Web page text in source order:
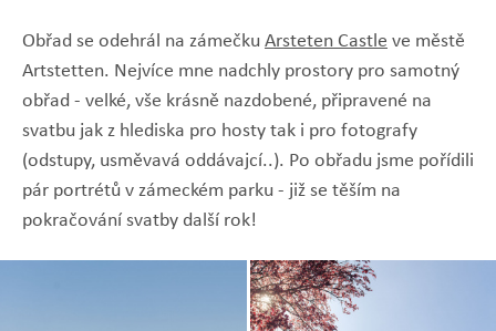
Obřad se odehrál na zámečku Arsteten Castle ve městě
Artstetten. Nejvíce mne nadchly prostory pro samotný
obřad - velké, vše krásně nazdobené, připravené na
svatbu jak z hlediska pro hosty tak i pro fotografy
(odstupy, usměvavá oddávajcí..). Po obřadu jsme pořídili
pár portrétů v zámeckém parku - již se těším na
pokračování svatby další rok!